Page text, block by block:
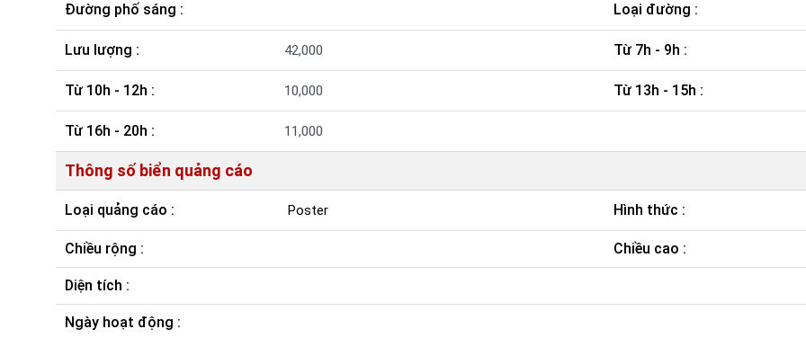
Đường phố sáng : Loại đường :
Lưu lượng : 42,000 Từ 7h - 9h :
Từ 10h - 12h : 10,000 Từ 13h - 15h :
Từ 16h - 20h : 11,000
Thông số biển quảng cáo
Loại quảng cáo : Poster Hình thức :
Chiều rộng : Chiều cao :
Diện tích :
Ngày hoạt động :